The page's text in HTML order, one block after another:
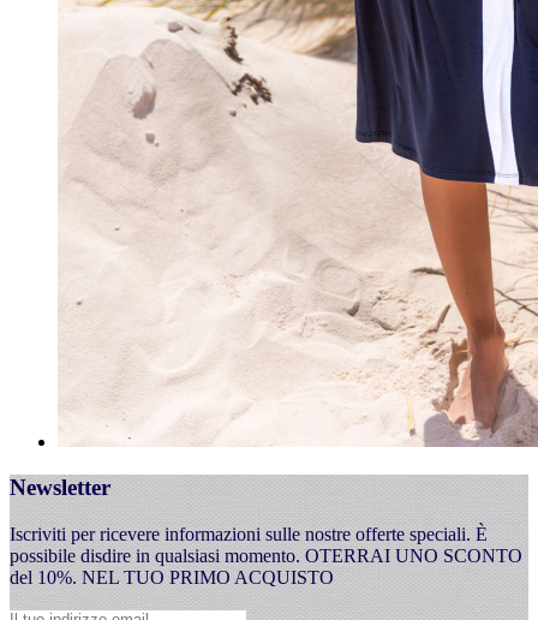
Newsletter
Iscriviti per ricevere informazioni sulle nostre offerte speciali. È
possibile disdire in qualsiasi momento. OTERRAI UNO SCONTO
del 10%. NEL TUO PRIMO ACQUISTO